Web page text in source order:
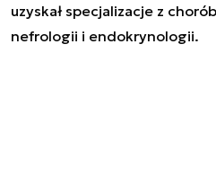
uzyskał specjalizacje z
nefrologii i endokrynologii.